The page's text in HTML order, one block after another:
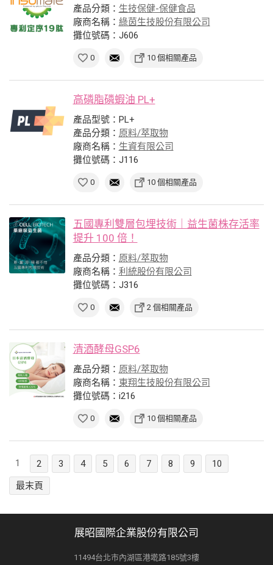
產品分類： 生技保健-保健食品
廠商名稱： 綠茵生技股份有限公司
攤位號碼：J606
0 10 個相關產品
高磷脂磷蝦油 PL+
產品型號：PL+
產品分類： 原料/萃取物
廠商名稱： 生資有限公司
攤位號碼：J116
0 10 個相關產品
五國專利雙層包埋技術｜益生菌株存活率
提升 100 倍！
產品分類： 原料/萃取物
廠商名稱： 利統股份有限公司
攤位號碼：J316
0 2 個相關產品
清酒酵母GSP6
產品分類： 原料/萃取物
廠商名稱： 東翔生技股份有限公司
攤位號碼：i216
0 10 個相關產品
1 2 3 4 5 6 7 8 9
10
最末頁
展昭國際企業股份有限公司
11494台北市內湖區港墘路185號3樓